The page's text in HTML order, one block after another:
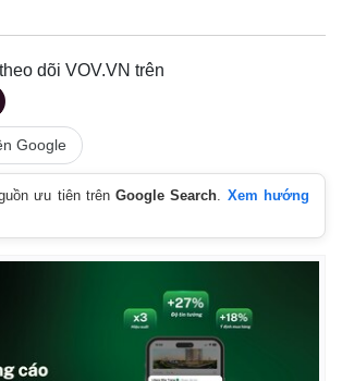
Chứng khoán
dõi VOV.VN trên
Google
ưu tiên trênGoogle Search. Xem hướng